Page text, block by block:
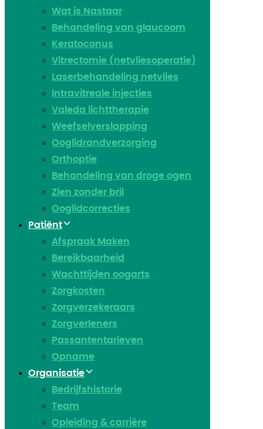
Wat is Nastaar
Behandeling van glaucoom
Keratoconus​
Vitrectomie (netvliesoperatie)
Laserbehandeling netvlies
Intravitreale injecties
Valeda lichttherapie
Weefselverslapping
Ooglidrandverzorging
Orthoptie
Behandeling van droge ogen
Zien zonder bril
Ooglidcorrecties
Patiënt
Afspraak Maken
Bereikbaarheid
Wachttijden oogarts
Zorgkosten
Zorgverzekeraars
Zorgverleners
Passantentarieven
Opname
Organisatie
Bedrijfshistorie
Team
Opleiding & carrière